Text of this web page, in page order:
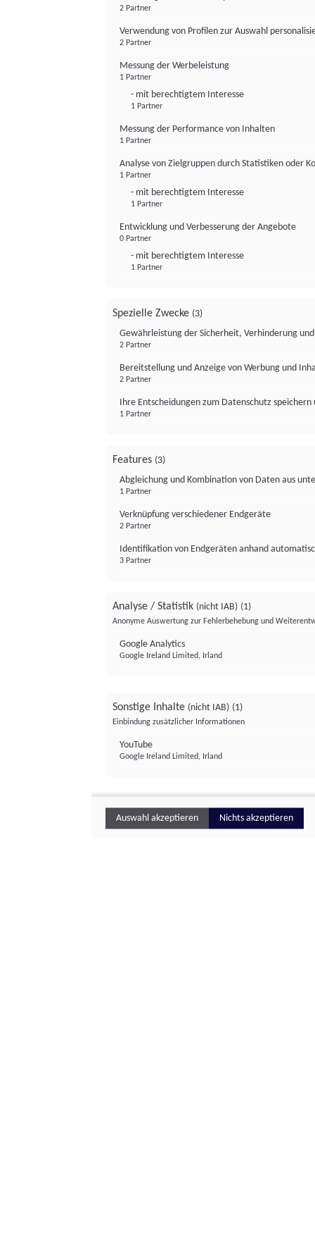
2 Partner
Verwendung von Profilen zur Auswahl
2 Partner
Messung der Werbeleistung
1 Partner
- mit berechtigtem Interesse
1 Partner
Messung der Performance von Inhalten
1 Partner
Analyse von Zielgruppen durch Statistiken oder
1 Partner
- mit berechtigtem Interesse
1 Partner
Entwicklung und Verbesserung der Angebote
0 Partner
- mit berechtigtem Interesse
1 Partner
Spezielle Zwecke (3)
Gewährleistung der Sicherheit, Verhinderung
2 Partner
Bereitstellung und Anzeige von Werbung und
2 Partner
Ihre Entscheidungen zum Datenschutz
1 Partner
Features (3)
Abgleichung und Kombination von Daten aus
1 Partner
Verknüpfung verschiedener Endgeräte
2 Partner
Identifikation von Endgeräten anhand
3 Partner
Analyse / Statistik (nicht IAB) (1)
Anonyme Auswertung zur Fehlerbehebung und
Google Analytics
Google Ireland Limited, Irland
Sonstige Inhalte (nicht IAB) (1)
Einbindung zusätzlicher Informationen
YouTube
Google Ireland Limited, Irland
Auswahl akzeptieren Nichts akzeptieren